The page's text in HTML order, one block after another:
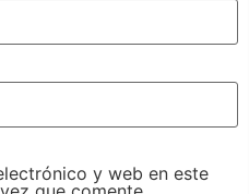
y web en este